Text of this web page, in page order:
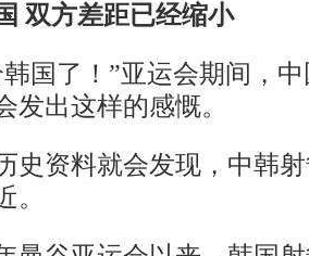
方差距已经缩小
了！”亚运会期间，中
发出这样的感慨。
资料就会发现，中韩射
。